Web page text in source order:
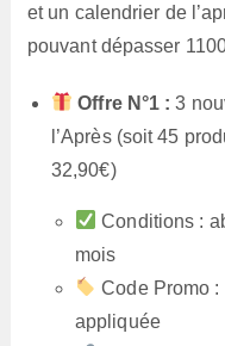
et un calendrier de
pouvant dépasser
Offre N°1 : 3
l’Après (soit 45
32,90€)
Conditions :
mois
Code Promo
appliquée